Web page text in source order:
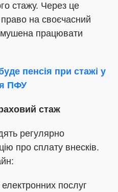
стажу. Через це
на своєчасний
працювати
пенсія при стажі у
ПФУ
стаж
регулярно
про сплату внесків.
послуг